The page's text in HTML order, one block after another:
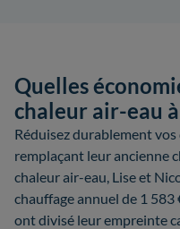
Quelles
chaleur air-eau
Réduisez durablement
remplaçant leur ancienne
chaleur air-eau, Lise et
chauffage annuel de 1 583
ont divisé leur empreinte